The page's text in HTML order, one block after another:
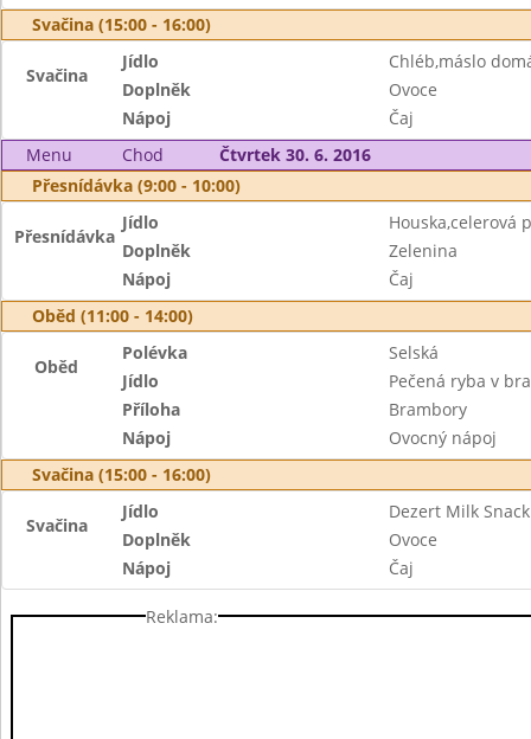
Svačina (15:00 - 16:00)
Svačina
Jídlo
Chléb,máslo
Doplněk
Ovoce
Nápoj
Čaj
Menu
Chod
Čtvrtek 30. 6. 2016
Přesnídávka (9:00 - 10:00)
Přesnídávka
Jídlo
Houska,celerová
Doplněk
Zelenina
Nápoj
Čaj
Oběd (11:00 - 14:00)
Oběd
Polévka
Selská
Jídlo
Pečená ryba v
Příloha
Brambory
Nápoj
Ovocný nápoj
Svačina (15:00 - 16:00)
Svačina
Jídlo
Dezert Milk Snack
Doplněk
Ovoce
Nápoj
Čaj
Reklama: